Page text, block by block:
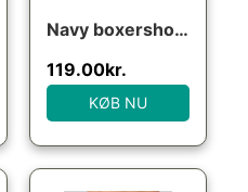
Navy boxershorts (bambus), str. medium
119.00kr.
KØB NU